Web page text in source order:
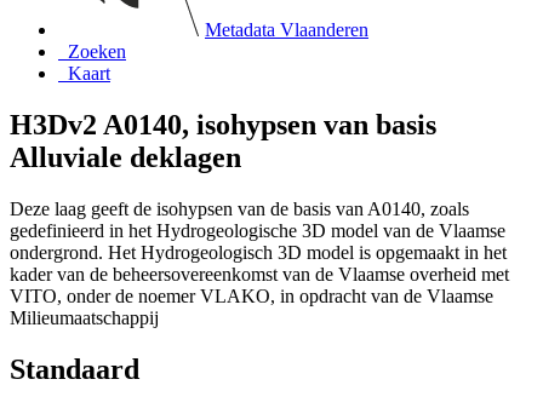
Metadata Vlaanderen
Zoeken
Kaart
H3Dv2 A0140, isohypsen van basis
Alluviale deklagen
Deze laag geeft de isohypsen van de basis van A0140, zoals
gedefinieerd in het Hydrogeologische 3D model van de Vlaamse
ondergrond. Het Hydrogeologisch 3D model is opgemaakt in het
kader van de beheersovereenkomst van de Vlaamse overheid met
VITO, onder de noemer VLAKO, in opdracht van de Vlaamse
Milieumaatschappij
Standaard